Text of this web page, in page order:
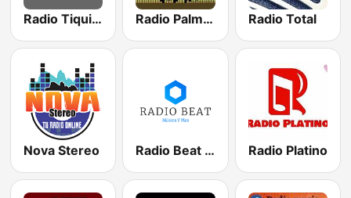
Radio Tiquicia Radio Palmares Radio Total
Nova Stereo Radio Beat Musica Y Mas Radio Platino